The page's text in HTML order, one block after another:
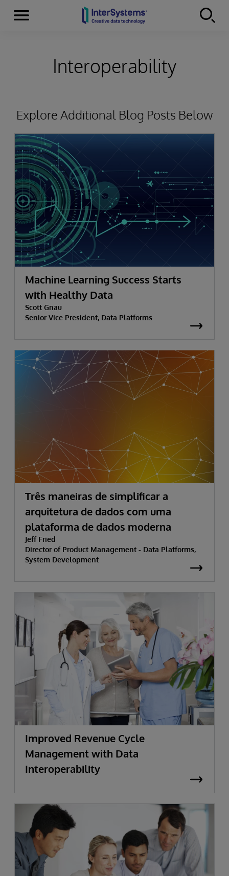
Skip to content
Menu
Interoperability
Explore Additional Blog Posts Below
Machine Learning Success Starts
with Healthy Data
Scott Gnau
Senior Vice President, Data Platforms
Três maneiras de simplificar a
arquitetura de dados com uma
plataforma de dados moderna
Jeff Fried
Director of Product Management - Data Platforms,
System Development
Improved Revenue Cycle
Management with Data
Interoperability